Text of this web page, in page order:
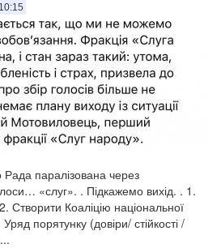
Україна має шанс увійти до кола
у розпорядженні ключовий для ХХІ
і виробництво продуктів
темпами розвиваючи, через війну,
паралізована через
«слуг». . Підкажемо вихід. . 1.
Створити Коаліцію національної
порятунку (довіри/ стійкості /